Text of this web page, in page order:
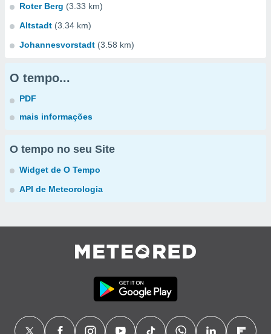
Roter Berg (3.33 km)
Altstadt (3.34 km)
Johannesvorstadt (3.58 km)
O tempo...
PDF
mais informações
O tempo no seu Site
Widget de O Tempo
API de Meteorologia